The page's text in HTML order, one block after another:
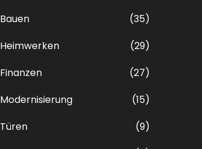
Bauen
(35)
Heimwerken
(29)
Finanzen
(27)
Modernisierung
(15)
Türen
(9)